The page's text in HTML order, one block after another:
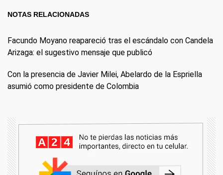
NOTAS RELACIONADAS
Facundo Moyano reapareció tras el escándalo con Candela
Arizaga: el sugestivo mensaje que publicó
Con la presencia de Javier Milei, Abelardo de la Espriella
asumió como presidente de Colombia